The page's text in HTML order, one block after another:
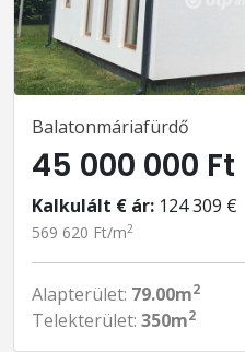
Balatonmáriafürdő
45 000 000 Ft
Kalkulált € ár: 124 309 €
569 620 Ft/m2
Alapterület: 79.00m2
Telekterület: 350m2